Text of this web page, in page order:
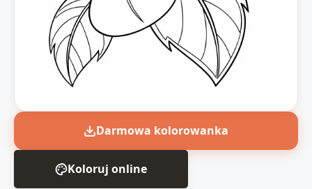
Darmowa kolorowanka
Koloruj online